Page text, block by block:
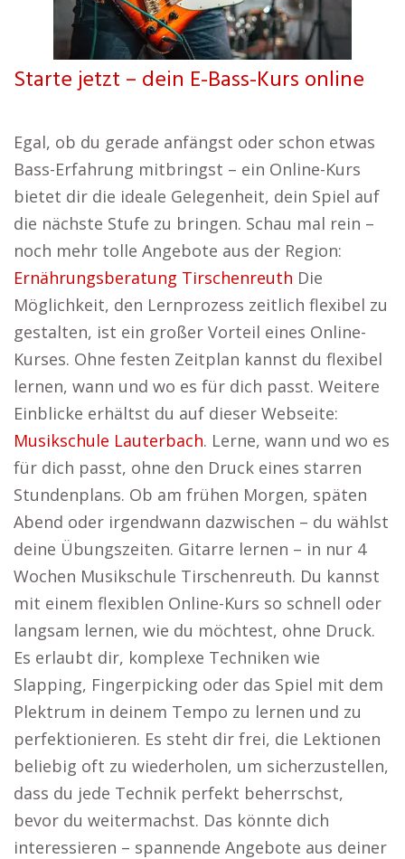
Starte jetzt – dein E-Bass-Kurs online
Egal, ob du gerade anfängst oder schon etwas
Bass-Erfahrung mitbringst – ein Online-Kurs
bietet dir die ideale Gelegenheit, dein Spiel auf
die nächste Stufe zu bringen. Schau mal rein –
noch mehr tolle Angebote aus der Region:
Ernährungsberatung Tirschenreuth Die
Möglichkeit, den Lernprozess zeitlich flexibel zu
gestalten, ist ein großer Vorteil eines Online-
Kurses. Ohne festen Zeitplan kannst du flexibel
lernen, wann und wo es für dich passt. Weitere
Einblicke erhältst du auf dieser Webseite:
Musikschule Lauterbach. Lerne, wann und wo es
für dich passt, ohne den Druck eines starren
Stundenplans. Ob am frühen Morgen, späten
Abend oder irgendwann dazwischen – du wählst
deine Übungszeiten. Gitarre lernen – in nur 4
Wochen Musikschule Tirschenreuth. Du kannst
mit einem flexiblen Online-Kurs so schnell oder
langsam lernen, wie du möchtest, ohne Druck.
Es erlaubt dir, komplexe Techniken wie
Slapping, Fingerpicking oder das Spiel mit dem
Plektrum in deinem Tempo zu lernen und zu
perfektionieren. Es steht dir frei, die Lektionen
beliebig oft zu wiederholen, um sicherzustellen,
dass du jede Technik perfekt beherrschst,
bevor du weitermachst. Das könnte dich
interessieren – spannende Angebote aus deiner